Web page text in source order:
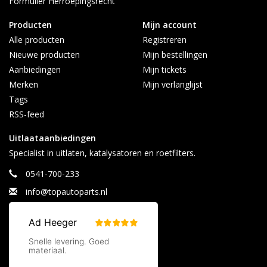
0541-700-233
0613626597 (Whatsapp)
Maandag t/m vrijdag 08:30 - 17:00
Producten
Alle producten
Nieuwe producten
Aanbiedingen
Merken
Tags
RSS-feed
Mijn account
Registreren
Mijn bestellingen
Mijn tickets
Mijn verlanglijst
Uitlaataanbiedingen
Specialist in uitlaten, katalysatoren en roetfilters.
0541-700-233
info@topautoparts.nl